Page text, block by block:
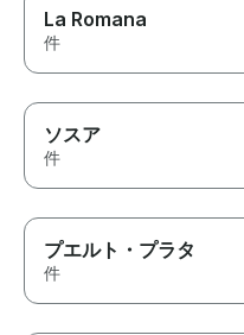
La Romana
件
ソスア
件
プエルト・プラタ
件